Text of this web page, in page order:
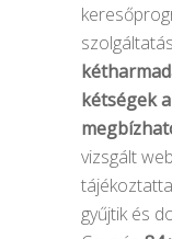
kétségek
vizsgált
gyűjtik és